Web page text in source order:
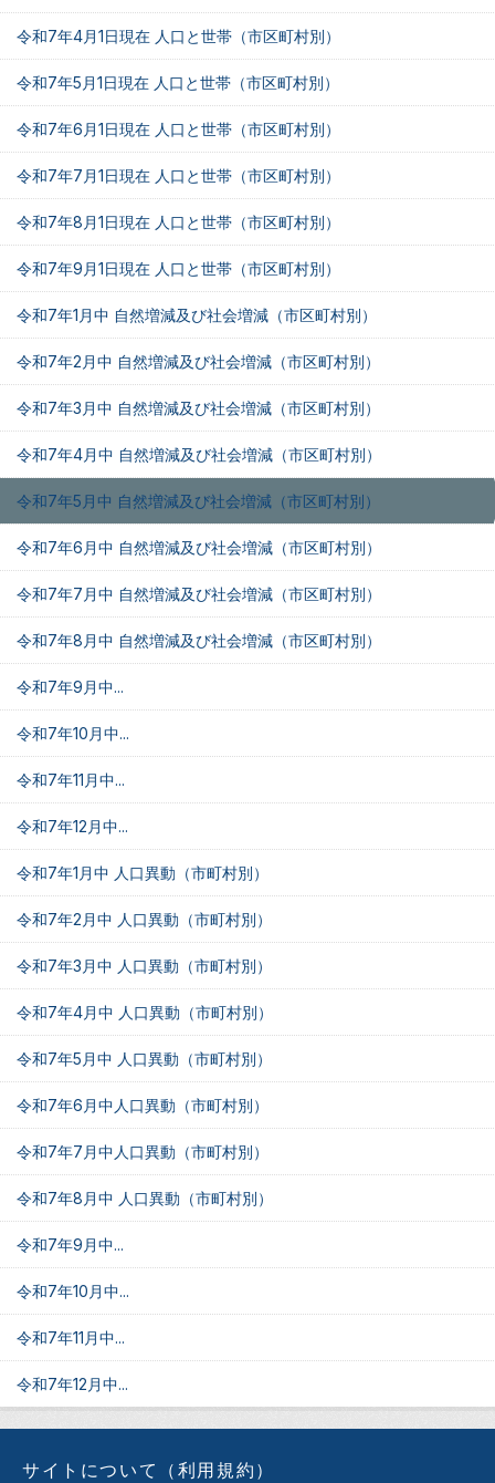
令和7年4月1日現在 人口と世帯（市区町村別）
令和7年5月1日現在 人口と世帯（市区町村別）
令和7年6月1日現在 人口と世帯（市区町村別）
令和7年7月1日現在 人口と世帯（市区町村別）
令和7年8月1日現在 人口と世帯（市区町村別）
令和7年9月1日現在 人口と世帯（市区町村別）
令和7年1月中 自然増減及び社会増減（市区町村別）
令和7年2月中 自然増減及び社会増減（市区町村別）
令和7年3月中 自然増減及び社会増減（市区町村別）
令和7年4月中 自然増減及び社会増減（市区町村別）
令和7年5月中 自然増減及び社会増減（市区町村別）
令和7年6月中 自然増減及び社会増減（市区町村別）
令和7年7月中 自然増減及び社会増減（市区町村別）
令和7年8月中 自然増減及び社会増減（市区町村別）
令和7年9月中...
令和7年10月中...
令和7年11月中...
令和7年12月中...
令和7年1月中 人口異動（市町村別）
令和7年2月中 人口異動（市町村別）
令和7年3月中 人口異動（市町村別）
令和7年4月中 人口異動（市町村別）
令和7年5月中 人口異動（市町村別）
令和7年6月中人口異動（市町村別）
令和7年7月中人口異動（市町村別）
令和7年8月中 人口異動（市町村別）
令和7年9月中...
令和7年10月中...
令和7年11月中...
令和7年12月中...
サイトについて（利用規約）